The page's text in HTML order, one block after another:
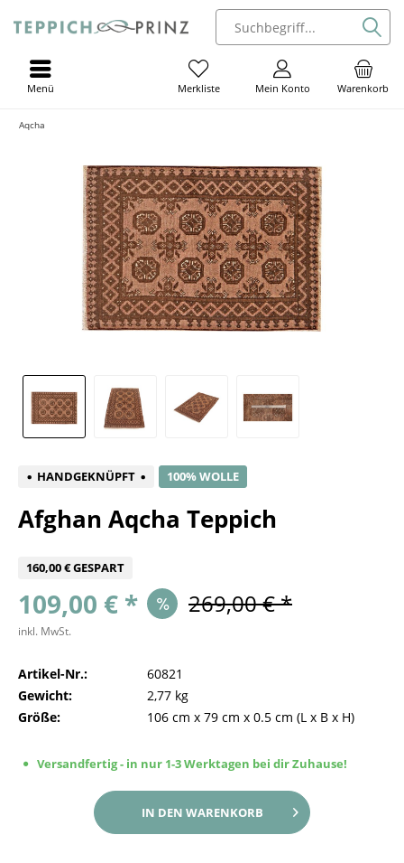
Warenkorb
Mein Konto
Merkliste
Menü
Aqcha
HANDGEKNÜPFT 100% WOLLE
Afghan Aqcha Teppich
160,00 € GESPART
109,00 € * 269,00 € *
inkl. MwSt.
Artikel-Nr.:
60821
Gewicht:
2,77 kg
Größe:
106 cm x 79 cm x 0.5 cm (L x B x H)
Versandfertig - in nur 1-3 Werktagen bei dir Zuhause!
IN DEN WARENKORB